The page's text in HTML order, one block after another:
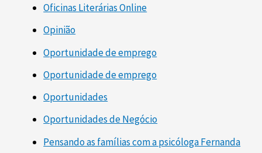
Oficinas Literárias Online
Opinião
Oportunidade de emprego
Oportunidade de emprego
Oportunidades
Oportunidades de Negócio
Pensando as famílias com a psicóloga Fernanda